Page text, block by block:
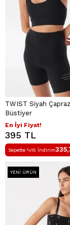
TWIST Siyah
Büstiyer
En İyi Fiyat!
395 TL
Sepette %15 İndirim
YENI ÜRÜN